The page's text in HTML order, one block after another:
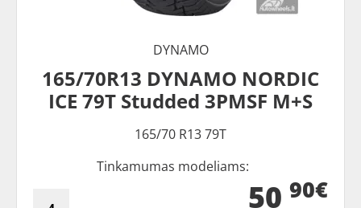
DYNAMO
165/70R13 DYNAMO NORDIC
ICE 79T Studded 3PMSF M+S
165/70 R13 79T
Tinkamumas modeliams:
50 90€